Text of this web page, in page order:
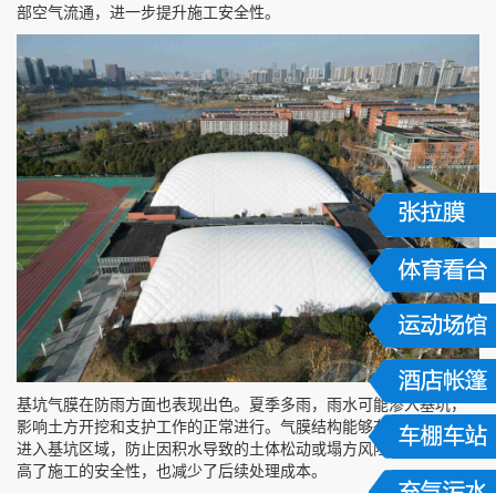
部空气流通，进一步提升施工安全性。
基坑气膜在防雨方面也表现出色。夏季多雨，雨水可能渗入基坑，
影响土方开挖和支护工作的正常进行。气膜结构能够有效阻挡雨水
进入基坑区域，防止因积水导致的土体松动或塌方风险。这不仅提
高了施工的安全性，也减少了后续处理成本。